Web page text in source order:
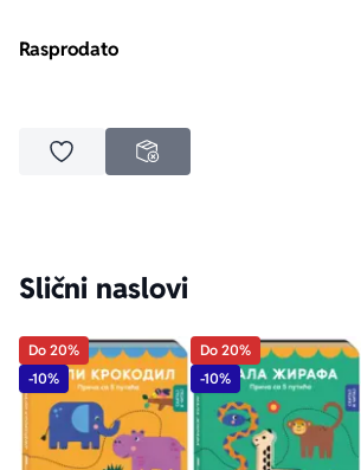
Rasprodato
Dodaj u omiljeneNEDOSTUPNO
Slični naslovi
Do 20%
-10%
Do 20%
-10%